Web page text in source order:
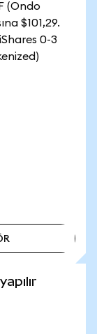
(Ondo
$101,29.
0-3